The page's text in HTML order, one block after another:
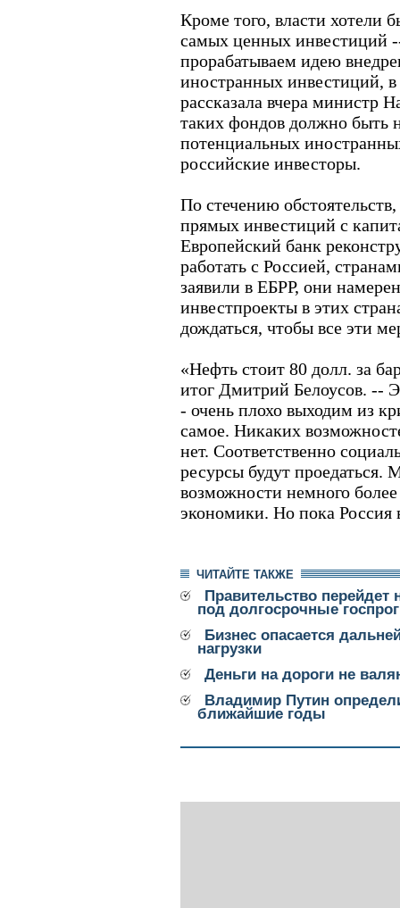
Кроме того, власти хотели
самых ценных инвестиций
прорабатываем идею
иностранных инвестиций,
рассказала вчера министр
таких фондов должно быть
потенциальных
российские инвесторы.
По стечению
прямых инвестиций с
Европейский банк
работать с Россией,
заявили в ЕБРР, они
инвестпроекты в этих
дождаться, чтобы все эти
«Нефть стоит 80 долл. за
итог Дмитрий Белоусов. --
- очень плохо выходим из
самое. Никаких
нет. Соответственно
ресурсы будут
возможности немного
экономики. Но пока Россия
ЧИТАЙТЕ ТАКЖЕ
Правительство
под долгосрочные
Бизнес опасается
нагрузки
Деньги на дороги не
Владимир Путин
ближайшие годы